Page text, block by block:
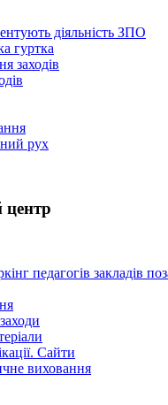
діяльність ЗПО
гуртка
заходів
рух
центр
педагогів закладів
Сайти
виховання